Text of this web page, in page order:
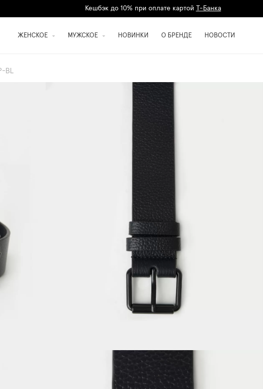
Кешбэк до 10% при оплате картой Т-Банка
ЖЕНСКОЕ МУЖСКОЕ НОВИНКИ О БРЕНДЕ НОВОСТИ
BL